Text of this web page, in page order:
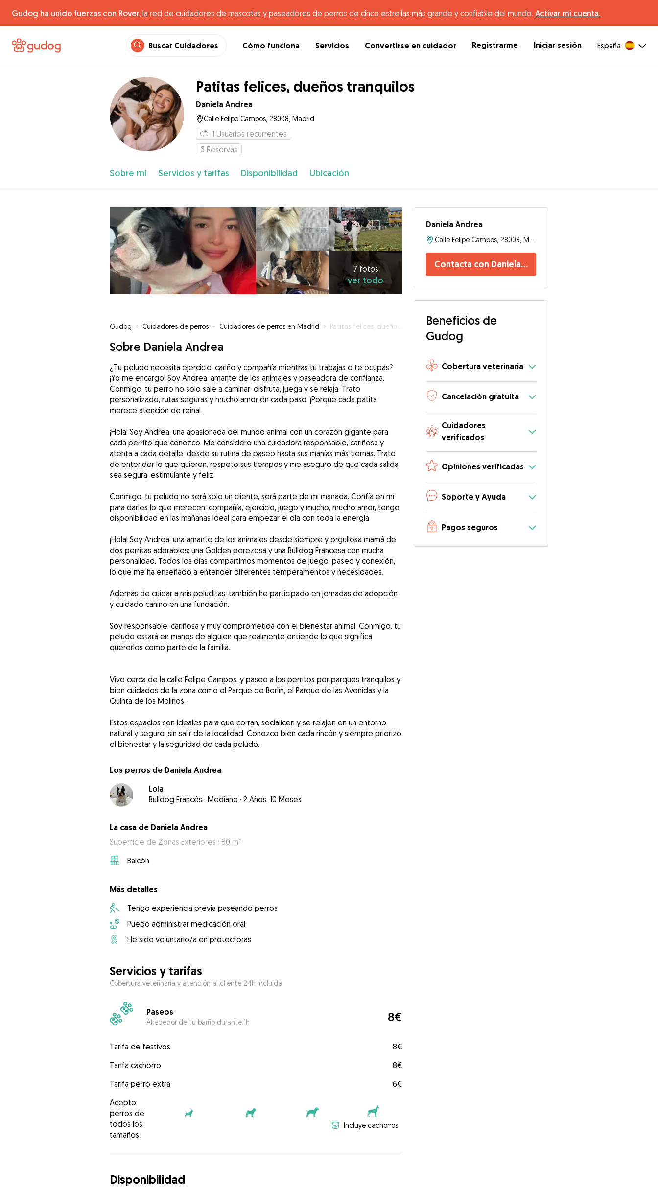
Gudog ha unido fuerzas con Rover, la red de cuidadores de mascotas y paseadores de perros de cinco estrellas más grande y confiable del mundo. Activar mi cuenta.
Buscar Cuidadores Cómo funciona Servicios Convertirse en cuidador Registrarme Iniciar sesión España
Patitas felices, dueños tranquilos
Daniela Andrea
Calle Felipe Campos, 28008, Madrid
1 Usuarios recurrentes
6 Reservas
Sobre mí Servicios y tarifas Disponibilidad Ubicación
7 fotos
ver todo
Gudog » Cuidadores de perros » Cuidadores de perros en Madrid » Patitas felices, dueños tranquilos
Sobre Daniela Andrea
¿Tu peludo necesita ejercicio, cariño y compañía mientras tú trabajas o te ocupas?
¡Yo me encargo! Soy Andrea, amante de los animales y paseadora de confianza.
Conmigo, tu perro no solo sale a caminar: disfruta, juega y se relaja. Trato
personalizado, rutas seguras y mucho amor en cada paso. ¡Porque cada patita
merece atención de reina!
¡Hola! Soy Andrea, una apasionada del mundo animal con un corazón gigante para
cada perrito que conozco. Me considero una cuidadora responsable, cariñosa y
atenta a cada detalle: desde su rutina de paseo hasta sus manías más tiernas. Trato
de entender lo que quieren, respeto sus tiempos y me aseguro de que cada salida
sea segura, estimulante y feliz.
Conmigo, tu peludo no será solo un cliente, será parte de mi manada. Confía en mí
para darles lo que merecen: compañía, ejercicio, juego y mucho, mucho amor, tengo
disponibilidad en las mañanas ideal para empezar el día con toda la energía
¡Hola! Soy Andrea, una amante de los animales desde siempre y orgullosa mamá de
dos perritas adorables: una Golden perezosa y una Bulldog Francesa con mucha
personalidad. Todos los días compartimos momentos de juego, paseo y conexión,
lo que me ha enseñado a entender diferentes temperamentos y necesidades.
Además de cuidar a mis peluditas, también he participado en jornadas de adopción
y cuidado canino en una fundación.
Soy responsable, cariñosa y muy comprometida con el bienestar animal. Conmigo, tu
peludo estará en manos de alguien que realmente entiende lo que significa
quererlos como parte de la familia.
Vivo cerca de la calle Felipe Campos, y paseo a los perritos por parques tranquilos y
bien cuidados de la zona como el Parque de Berlín, el Parque de las Avenidas y la
Quinta de los Molinos.
Estos espacios son ideales para que corran, socialicen y se relajen en un entorno
natural y seguro, sin salir de la localidad. Conozco bien cada rincón y siempre priorizo
el bienestar y la seguridad de cada peludo.
Los perros de Daniela Andrea
Lola
Bulldog Francés · Mediano · 2 Años, 10 Meses
La casa de Daniela Andrea
Superficie de Zonas Exteriores : 80 m²
Balcón
Más detalles
Tengo experiencia previa paseando perros
Puedo administrar medicación oral
He sido voluntario/a en protectoras
Servicios y tarifas
Cobertura veterinaria y atención al cliente 24h incluida
Paseos
Alrededor de tu barrio durante 1h 8€
Tarifa de festivos
8€
Tarifa cachorro
8€
Tarifa perro extra
6€
Acepto
perros de
todos los
tamaños
Incluye cachorros
Disponibilidad
Daniela Andrea
Contacta con Daniela Andrea
Beneficios de
Gudog
Cobertura veterinaria
Cancelación gratuita
Cuidadores
verificados
Opiniones verificadas
Soporte y Ayuda
Pagos seguros